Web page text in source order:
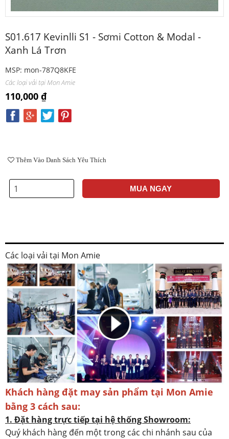
S01.617 Kevinlli S1 - Sơmi Cotton & Modal -
Xanh Lá Trơn
MSP: mon-787Q8KFE
Các loại vải tại Mon Amie
110,000 ₫
Thêm Vào Danh Sách Yêu Thích
MUA NGAY
Các loại vải tại Mon Amie
Khách hàng đặt may sản phẩm tại Mon Amie
bằng 3 cách sau:
1. Đặt hàng trực tiếp tại hệ thống Showroom:
Quý khách hàng đến một trong các chi nhánh sau của